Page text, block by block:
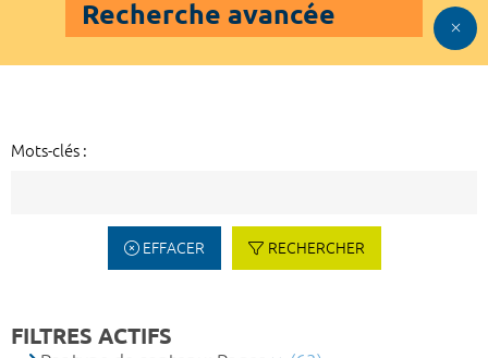
Recherche avancée
Mots-clés :
EFFACER RECHERCHER
FILTRES ACTIFS